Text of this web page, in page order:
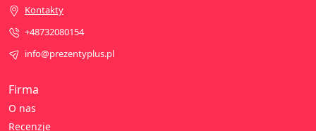
Firma
O nas
Recenzje
Kontakty
+48732080154
info@prezentyplus.pl